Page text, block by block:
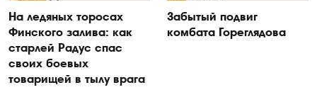
На ледяных торосах
Финского залива: как
старлей Радус спас
своих боевых
товарищей в тылу врага
Забытый подвиг
комбата Гореглядова